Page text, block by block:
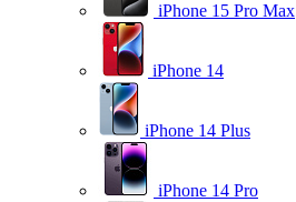
iPhone 15 Pro Max
iPhone 14
iPhone 14 Plus
iPhone 14 Pro